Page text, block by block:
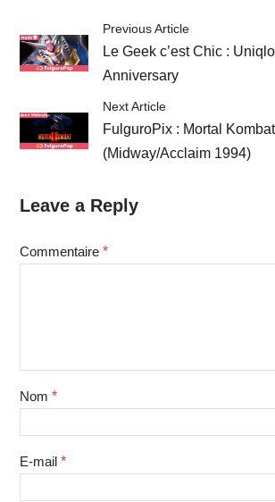
Previous Article
Le Geek c’est Chic :
Anniversary
Next Article
FulguroPix : Mortal Kombat
(Midway/Acclaim 1994)
Leave a Reply
Commentaire *
Nom *
E-mail *